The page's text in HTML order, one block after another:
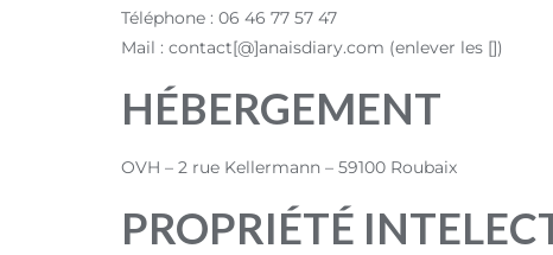
Téléphone : 06 46 77 57 47
Mail : contact[@]anaisdiary.com (enlever les [])
HÉBERGEMENT
OVH – 2 rue Kellermann – 59100 Roubaix
PROPRIÉTÉ